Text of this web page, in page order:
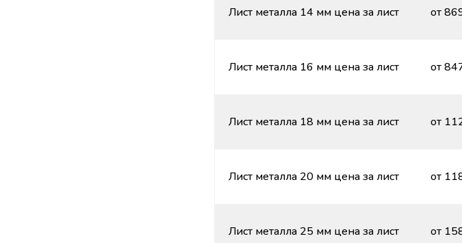
Лист металла 14 мм цена за лист от
Лист металла 16 мм цена за лист от
Лист металла 18 мм цена за лист от
Лист металла 20 мм цена за лист от
Лист металла 25 мм цена за лист от